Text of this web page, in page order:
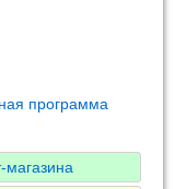
программа
магазина